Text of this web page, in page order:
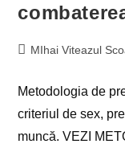
MIhai Viteazul
Metodologia de
criteriul de sex,
muncă. VEZI